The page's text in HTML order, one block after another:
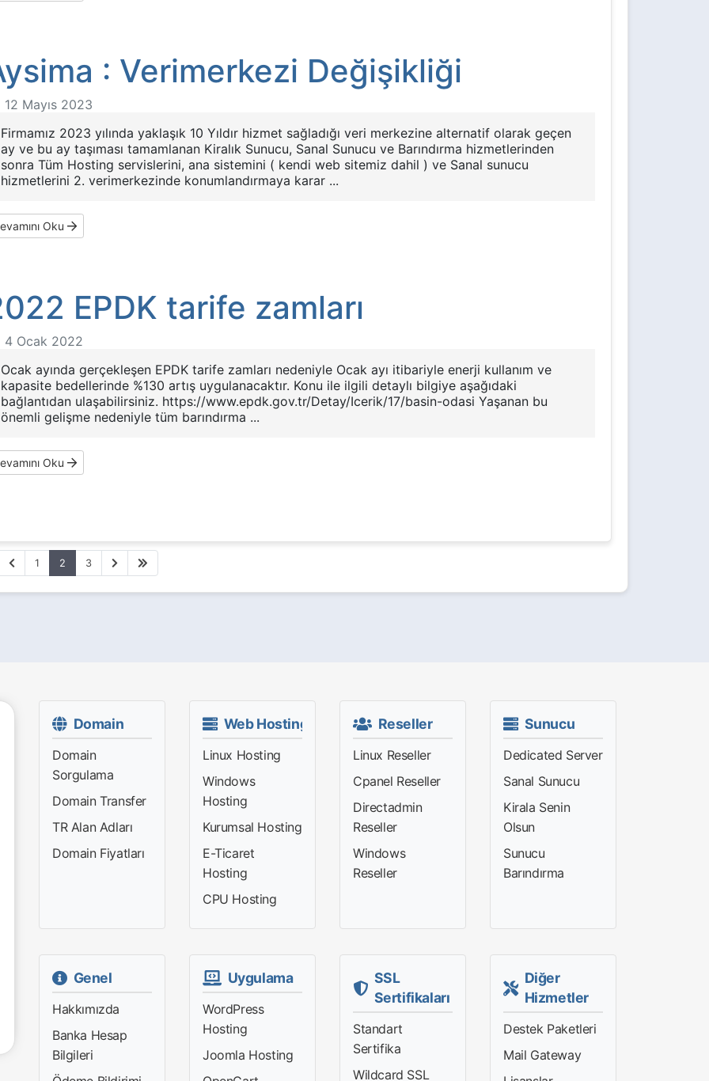
: Verimerkezi Değişikliği
12 Mayıs 2023
Firmamız 2023 yılında yaklaşık 10 Yıldır hizmet sağladığı veri merkezine alternatif olarak geçen
ay ve bu ay taşıması tamamlanan Kiralık Sunucu, Sanal Sunucu ve Barındırma hizmetlerinden
sonra Tüm Hosting servislerini, ana sistemini ( kendi web sitemiz dahil ) ve Sanal sunucu
hizmetlerini 2. verimerkezinde konumlandırmaya karar ...
Oku
EPDK tarife zamları
4 Ocak 2022
Ocak ayında gerçekleşen EPDK tarife zamları nedeniyle Ocak ayı itibariyle enerji kullanım ve
kapasite bedellerinde %130 artış uygulanacaktır. Konu ile ilgili detaylı bilgiye aşağıdaki
bağlantıdan ulaşabilirsiniz. https://www.epdk.gov.tr/Detay/Icerik/17/basin-odasi Yaşanan bu
önemli gelişme nedeniyle tüm barındırma ...
Oku
1 2 3
Domain
Domain
Sorgulama
Domain Transfer
TR Alan Adları
Domain Fiyatları
Web Hosting
Linux Hosting
Windows
Hosting
Kurumsal Hosting
E-Ticaret
Hosting
CPU Hosting
Reseller
Linux Reseller
Cpanel Reseller
Directadmin
Reseller
Windows
Reseller
Sunucu
Dedicated Server
Sanal Sunucu
Kirala Senin
Olsun
Sunucu
Barındırma
Genel
Hakkımızda
Banka Hesap
Bilgileri
Uygulama
WordPress
Hosting
Joomla Hosting
SSL
Sertifikaları
Standart
Sertifika
Wildcard SSL
Diğer
Hizmetler
Destek Paketleri
Mail Gateway